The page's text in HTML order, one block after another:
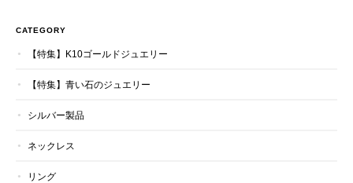
CATEGORY
【特集】K10ゴールドジュエリー
【特集】青い石のジュエリー
シルバー製品
ネックレス
リング